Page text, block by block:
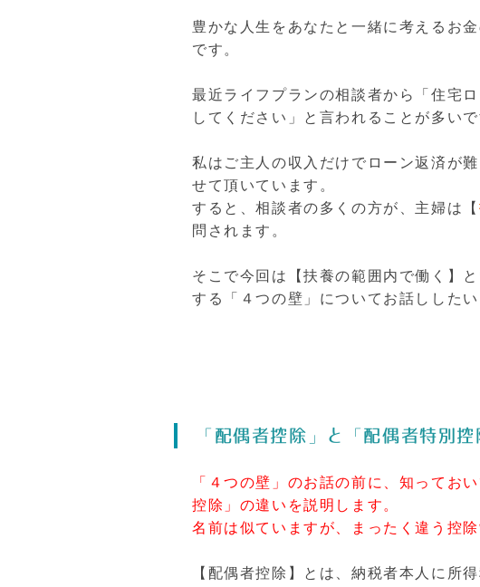
豊かな人生をあなたと一緒に考えるお
です。
最近ライフプランの相談者から「住宅
してください」と言われることが多いで
私はご主人の収入だけでローン返済が
せて頂いています。
すると、相談者の多くの方が、主婦は【
問されます。
そこで今回は【扶養の範囲内で働く】
する「４つの壁」についてお話ししたい
「配偶者控除」と「配偶者特別控
「４つの壁」のお話の前に、知ってお
控除」の違いを説明します。
名前は似ていますが、まったく違う控除
【配偶者控除】とは、納税者本人に所